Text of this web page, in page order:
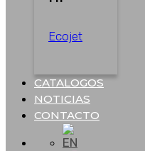
Ecojet
CATALOGOS
NOTICIAS
CONTACTO